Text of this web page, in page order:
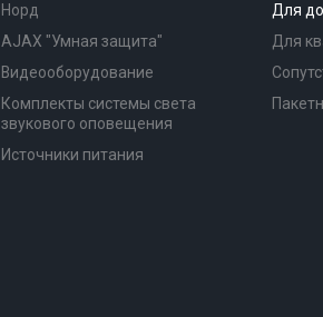
Норд
AJAX "Умная защита"
Видеооборудование
Комплекты системы света
звукового оповещения
Источники питания
Для
Для